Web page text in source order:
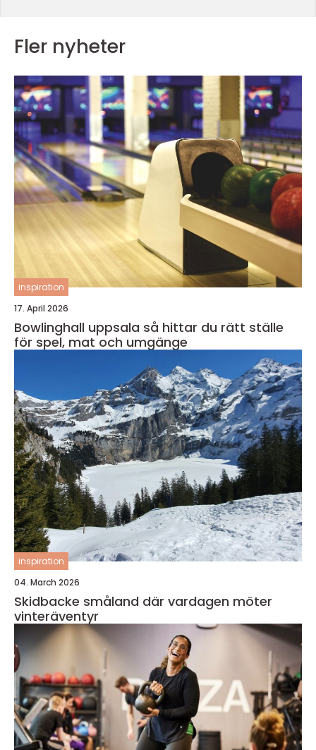
Fler nyheter
inspiration
17. April 2026
Bowlinghall uppsala så hittar du rätt ställe
för spel, mat och umgänge
inspiration
04. March 2026
Skidbacke småland där vardagen möter
vinteräventyr